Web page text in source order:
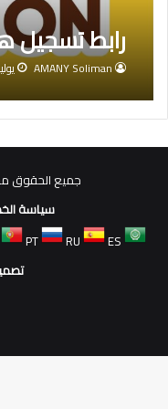
رابط تسجيل
AMANY Soliman يوليو
جميع الحقوق
سياسة
PT RU
ES